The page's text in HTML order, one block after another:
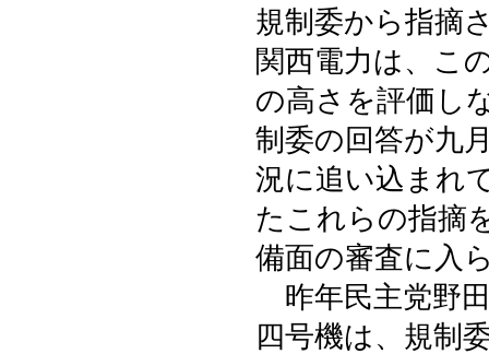
規制委から指摘
関西電力は、こ
の高さを評価し
制委の回答が九
況に追い込まれ
たこれらの指摘
備面の審査に入
昨年民主党野
四号機は、規制